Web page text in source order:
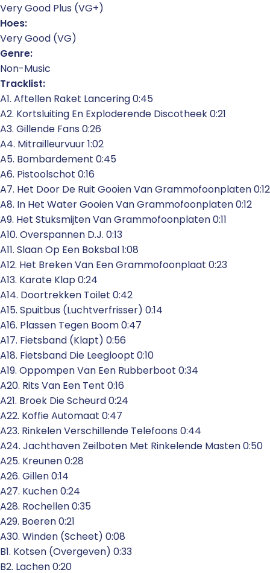
Very Good Plus (VG+)
Hoes:
Very Good (VG)
Genre:
Non-Music
Tracklist:
A1. Aftellen Raket Lancering 0:45
A2. Kortsluiting En Exploderende Discotheek 0:21
A3. Gillende Fans 0:26
A4. Mitrailleurvuur 1:02
A5. Bombardement 0:45
A6. Pistoolschot 0:16
A7. Het Door De Ruit Gooien Van Grammofoonplaten 0:12
A8. In Het Water Gooien Van Grammofoonplaten 0:12
A9. Het Stuksmijten Van Grammofoonplaten 0:11
A10. Overspannen D.J. 0:13
A11. Slaan Op Een Boksbal 1:08
A12. Het Breken Van Een Grammofoonplaat 0:23
A13. Karate Klap 0:24
A14. Doortrekken Toilet 0:42
A15. Spuitbus (Luchtverfrisser) 0:14
A16. Plassen Tegen Boom 0:47
A17. Fietsband (Klapt) 0:56
A18. Fietsband Die Leegloopt 0:10
A19. Oppompen Van Een Rubberboot 0:34
A20. Rits Van Een Tent 0:16
A21. Broek Die Scheurd 0:24
A22. Koffie Automaat 0:47
A23. Rinkelen Verschillende Telefoons 0:44
A24. Jachthaven Zeilboten Met Rinkelende Masten 0:50
A25. Kreunen 0:28
A26. Gillen 0:14
A27. Kuchen 0:24
A28. Rochellen 0:35
A29. Boeren 0:21
A30. Winden (Scheet) 0:08
B1. Kotsen (Overgeven) 0:33
B2. Lachen 0:20